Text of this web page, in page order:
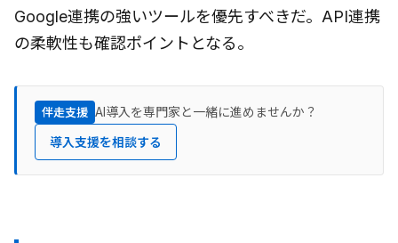
Google連携の強いツールを優先すべきだ。API連携
の柔軟性も確認ポイントとなる。
伴走支援 AI導入を専門家と一緒に進めませんか？
導入支援を相談する